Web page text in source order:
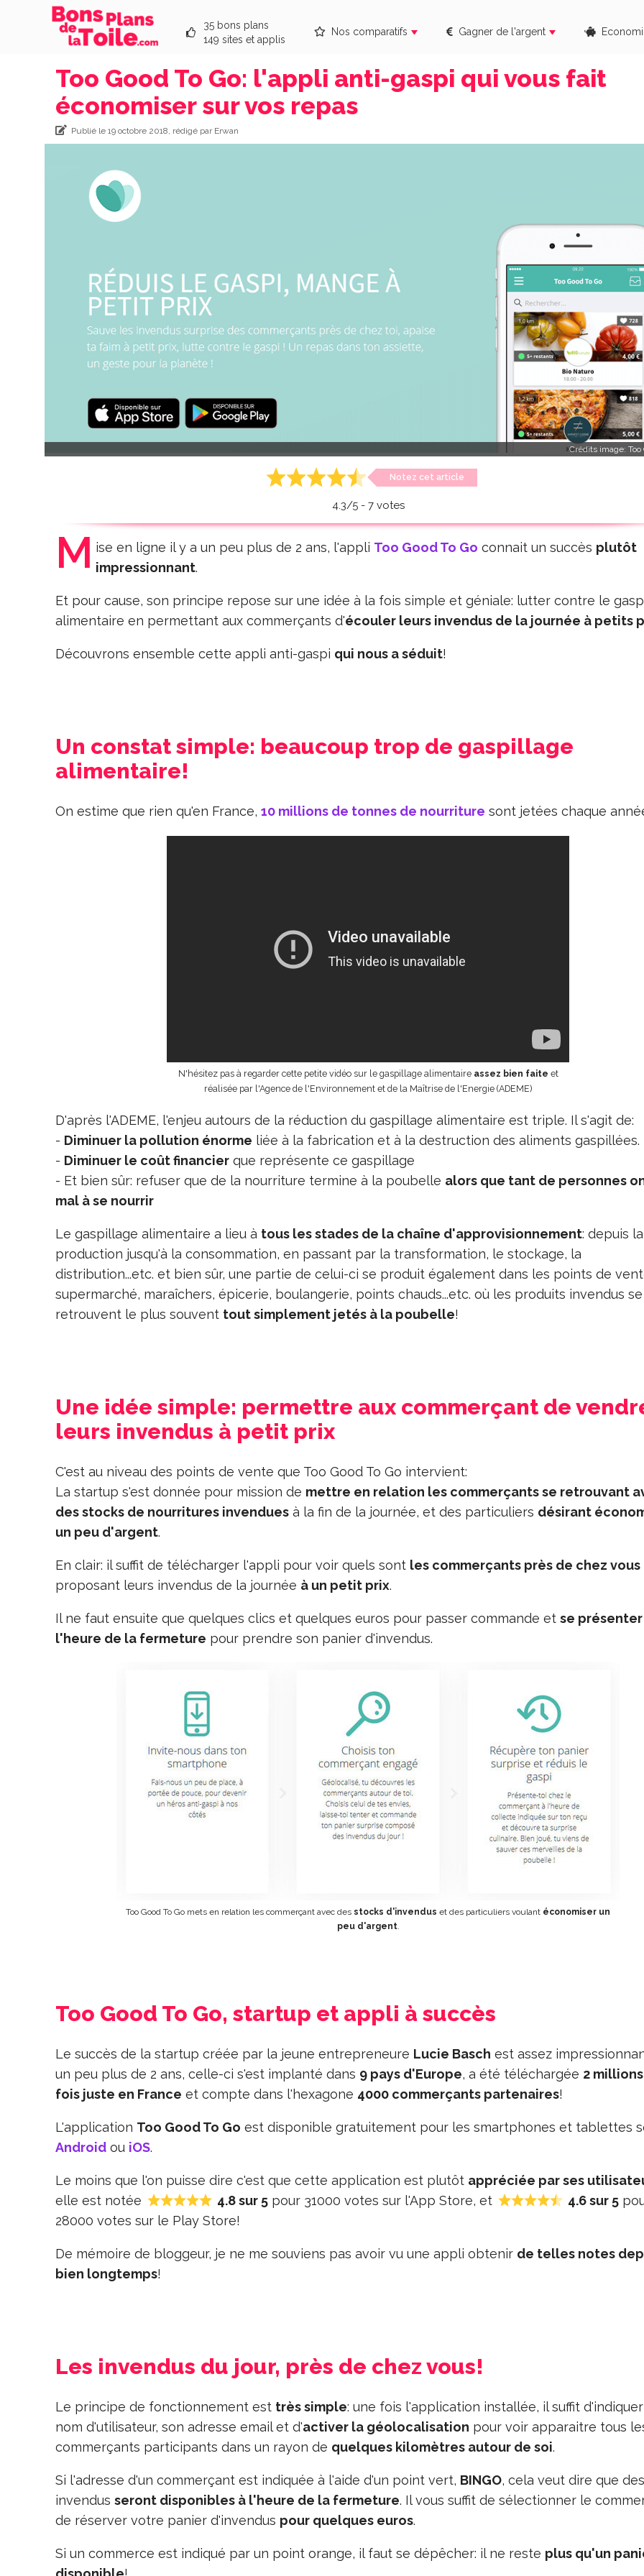
35 bons plans
149 sites et applis
Nos comparatifs Gagner de l'argent
Too Good To Go: l'appli anti-gaspi qui vous fait
économiser sur vos repas
Publié le 19 octobre 2018, rédigé par Erwan
Crédits image: Too
Notez cet article
4.3/5- 7votes
M ise en ligne il y a un peu plus de 2 ans, l'appli Too Good To Go connait un succès plutôt
impressionnant.
Et pour cause, son principe repose sur une idée à la fois simple et géniale: lutter contre le
alimentaire en permettant aux commerçants d'écouler leurs invendus de la journée à petits
Découvrons ensemble cette appli anti-gaspi qui nous a séduit!
Un constat simple: beaucoup trop de gaspillage
alimentaire!
On estime que rien qu'en France, 10 millions de tonnes de nourriture sont jetées chaque
N'hésitez pas à regarder cette petite vidéo sur le gaspillage alimentaire assez bien faite et
réalisée par l'Agence de l'Environnement et de la Maîtrise de l'Energie (ADEME)
D'après l'ADEME, l'enjeu autours de la réduction du gaspillage alimentaire est triple. Il s'agit de:
- Diminuer la pollution énorme liée à la fabrication et à la destruction des aliments gaspillées.
- Diminuer le coût financier que représente ce gaspillage
- Et bien sûr: refuser que de la nourriture termine à la poubelle alors que tant de personnes
mal à se nourrir
Le gaspillage alimentaire a lieu à tous les stades de la chaîne d'approvisionnement: depuis la
production jusqu'à la consommation, en passant par la transformation, le stockage, la
distribution...etc. et bien sûr, une partie de celui-ci se produit également dans les points de
supermarché, maraîchers, épicerie, boulangerie, points chauds...etc. où les produits invendus se
retrouvent le plus souvent tout simplement jetés à la poubelle!
Une idée simple: permettre aux commerçant de
leurs invendus à petit prix
C'est au niveau des points de vente que Too Good To Go intervient:
La startup s'est donnée pour mission de mettre en relation les commerçants se retrouvant
des stocks de nourritures invendues à la fin de la journée, et des particuliers désirant
un peu d'argent.
En clair: il suffit de télécharger l'appli pour voir quels sont les commerçants près de chez vous
proposant leurs invendus de la journée à un petit prix.
Il ne faut ensuite que quelques clics et quelques euros pour passer commande et se présenter
l'heure de la fermeture pour prendre son panier d'invendus.
Too Good To Go mets en relation les commerçant avec des stocks d'invendus et des particuliers voulant économiser un
peu d'argent.
Too Good To Go, startup et appli à succès
Le succès de la startup créée par la jeune entrepreneure Lucie Basch est assez
un peu plus de 2 ans, celle-ci s'est implanté dans 9 pays d'Europe, a été téléchargée 2
fois juste en France et compte dans l'hexagone 4000 commerçants partenaires!
L'application Too Good To Go est disponible gratuitement pour les smartphones et tablettes
Android ou iOS.
Le moins que l'on puisse dire c'est que cette application est plutôt appréciée par ses
elle est notée
4.8 sur 5 pour 31000 votes sur l'App Store, et 4.6 sur 5
28000 votes sur le Play Store!
De mémoire de bloggeur, je ne me souviens pas avoir vu une appli obtenir de telles notes
bien longtemps!
Les invendus du jour, près de chez vous!
Le principe de fonctionnement est très simple: une fois l'application installée, il suffit
nom d'utilisateur, son adresse email et d'activer la géolocalisation pour voir apparaitre tous
commerçants participants dans un rayon de quelques kilomètres autour de soi.
Si l'adresse d'un commerçant est indiquée à l'aide d'un point vert, BINGO, cela veut dire que des
invendus seront disponibles à l'heure de la fermeture. Il vous suffit de sélectionner le
de réserver votre panier d'invendus pour quelques euros.
Si un commerce est indiqué par un point orange, il faut se dépêcher: il ne reste plus qu'un